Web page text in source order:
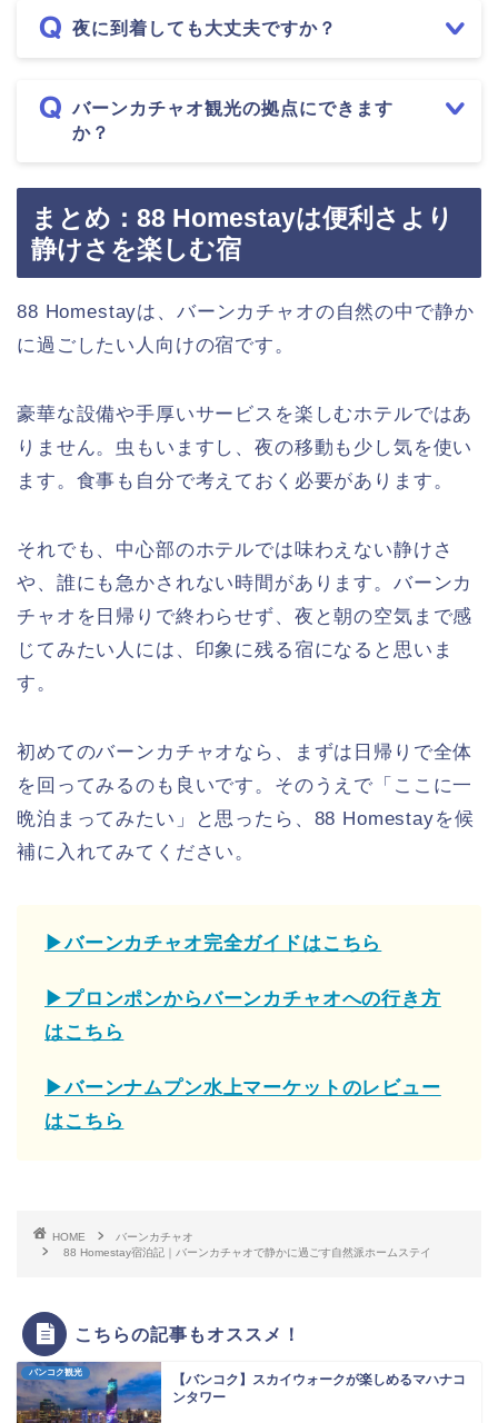
夜に到着しても大丈夫ですか？
バーンカチャオ観光の拠点にできます
か？
まとめ：88 Homestayは便利さより
静けさを楽しむ宿
88 Homestayは、バーンカチャオの自然の中で静か
に過ごしたい人向けの宿です。
豪華な設備や手厚いサービスを楽しむホテルではあ
りません。虫もいますし、夜の移動も少し気を使い
ます。食事も自分で考えておく必要があります。
それでも、中心部のホテルでは味わえない静けさ
や、誰にも急かされない時間があります。バーンカ
チャオを日帰りで終わらせず、夜と朝の空気まで感
じてみたい人には、印象に残る宿になると思いま
す。
初めてのバーンカチャオなら、まずは日帰りで全体
を回ってみるのも良いです。そのうえで「ここに一
晩泊まってみたい」と思ったら、88 Homestayを候
補に入れてみてください。
▶バーンカチャオ完全ガイドはこちら
▶プロンポンからバーンカチャオへの行き方
はこちら
▶バーンナムプン水上マーケットのレビュー
はこちら
HOME
バーンカチャオ
88 Homestay宿泊記｜バーンカチャオで静かに過ごす自然派ホームステイ
こちらの記事もオススメ！
バンコク観光
【バンコク】スカイウォークが楽しめるマハナコ
ンタワー